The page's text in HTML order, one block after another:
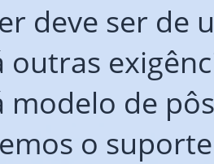
deve ser de
outras
modelo de
o